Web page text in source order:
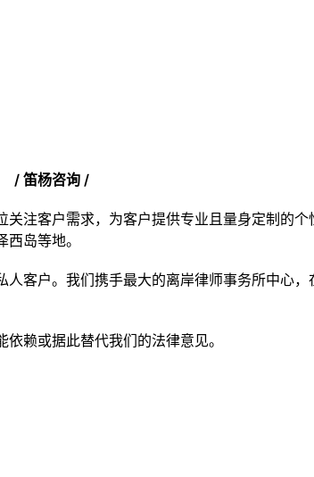
/ 笛杨咨询 /
注客户需求，为客户提供专业且量身定制的个
岛等地。
客户。我们携手最大的离岸律师事务所中心
赖或据此替代我们的法律意见。